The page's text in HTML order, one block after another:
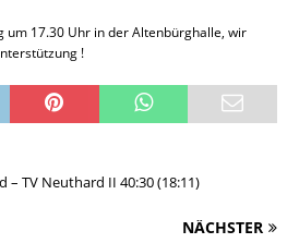
um 17.30 Uhr in der Altenbürghalle, wir
!
– TV Neuthard II 40:30 (18:11)
NÄCHSTER